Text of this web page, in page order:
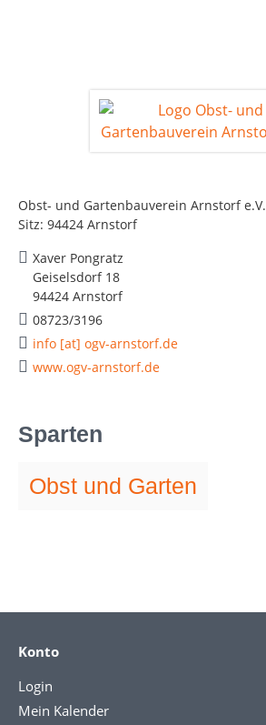
Obst- und Gartenbauverein Arnstorf e.V.
Sitz: 94424 Arnstorf
Xaver Pongratz
Geiselsdorf 18
94424 Arnstorf
08723/3196
info [at] ogv-arnstorf.de
www.ogv-arnstorf.de
Sparten
Obst und Garten
Konto
Login
Mein Kalender